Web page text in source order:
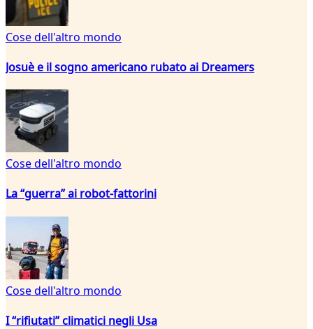
Cose dell'altro mondo
Josuè e il sogno americano rubato ai Dreamers
Cose dell'altro mondo
La “guerra” ai robot-fattorini
Cose dell'altro mondo
I “rifiutati” climatici negli Usa